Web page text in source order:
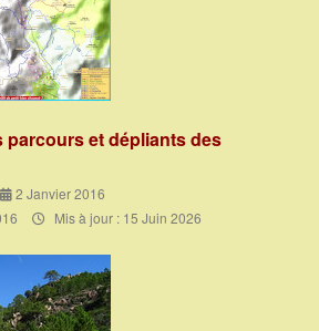
parcours et dépliants des
2 Janvier 2016
Mis à jour : 15 Juin 2026